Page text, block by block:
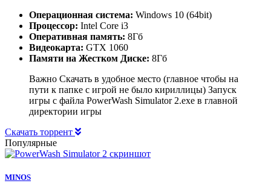
Операционная система: Windows 10 (64bit)
Процессор: Intel Core i3
Оперативная память: 8Гб
Видеокарта: GTX 1060
Памяти на Жестком Диске: 8Гб
Важно Скачать в удобное место (главное чтобы на
пути к папке с игрой не было кириллицы) Запуск
игры с файла PowerWash Simulator 2.exe в главной
директории игры
Скачать торрент
Популярные
MINOS